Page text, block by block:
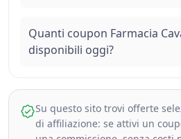
Quanti coupon Farmacia
disponibili oggi?
Su questo sito trovi offerte
di affiliazione: se attivi un